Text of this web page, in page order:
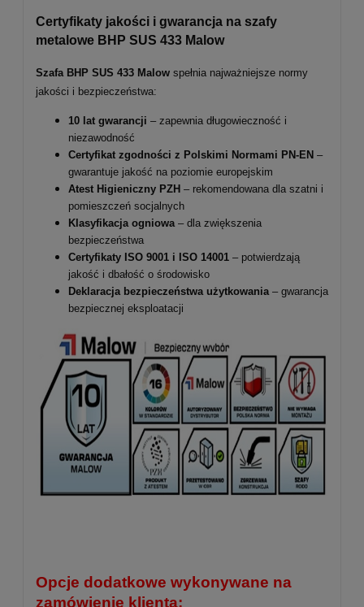
Certyfikaty jakości i gwarancja na szafy
metalowe BHP SUS 433 Malow
Szafa BHP SUS 433 Malow spełnia najważniejsze normy
jakości i bezpieczeństwa:
10 lat gwarancji – zapewnia długowieczność i
niezawodność
Certyfikat zgodności z Polskimi Normami PN-EN –
gwarantuje jakość na poziomie europejskim
Atest Higieniczny PZH – rekomendowana dla szatni i
pomieszczeń socjalnych
Klasyfikacja ogniowa – dla zwiększenia
bezpieczeństwa
Certyfikaty ISO 9001 i ISO 14001 – potwierdzają
jakość i dbałość o środowisko
Deklaracja bezpieczeństwa użytkowania – gwarancja
bezpiecznej eksploatacji
Opcje dodatkowe wykonywane na
zamówienie klienta: